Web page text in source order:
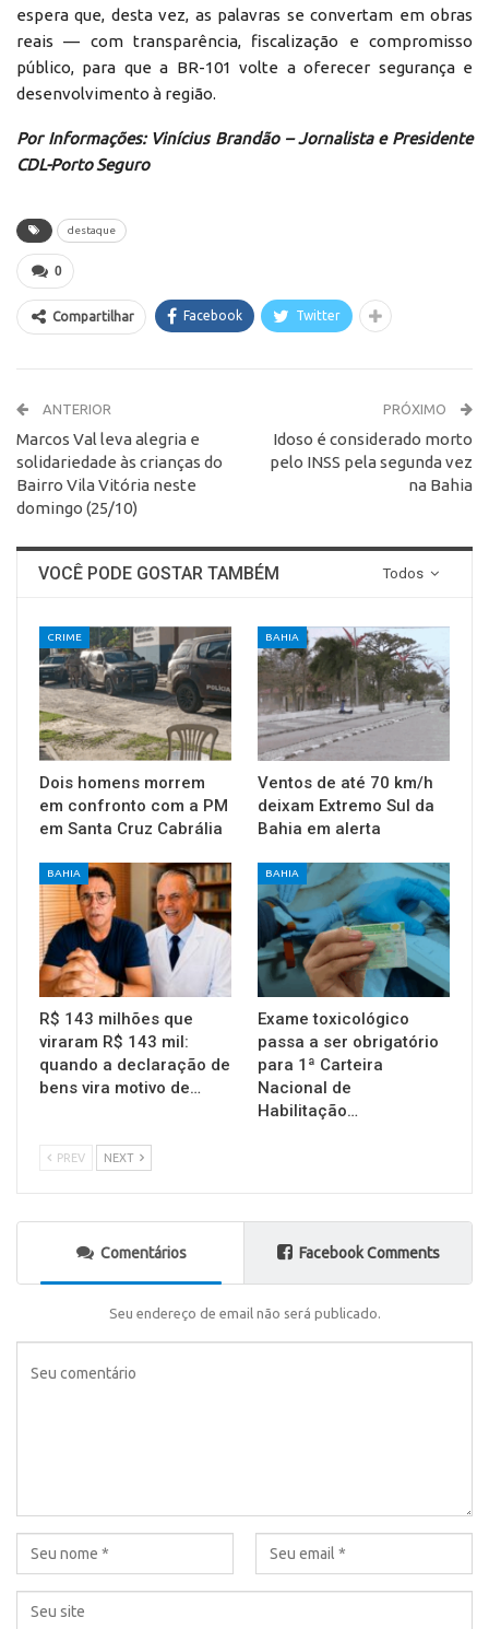
espera que, desta vez, as palavras se convertam em obras
reais — com transparência, fiscalização e compromisso
público, para que a BR-101 volte a oferecer segurança e
desenvolvimento à região.
Por Informações: Vinícius Brandão – Jornalista e Presidente
CDL-Porto Seguro
destaque
0
Compartilhar Facebook Twitter
ANTERIOR
Marcos Val leva alegria e
solidariedade às crianças do
Bairro Vila Vitória neste
domingo (25/10)
PRÓXIMO
Idoso é considerado morto
pelo INSS pela segunda vez
na Bahia
Todos
VOCÊ PODE GOSTAR TAMBÉM
CRIME
Dois homens morrem
em confronto com a PM
em Santa Cruz Cabrália
BAHIA
Ventos de até 70 km/h
deixam Extremo Sul da
Bahia em alerta
BAHIA
R$ 143 milhões que
viraram R$ 143 mil:
quando a declaração de
bens vira motivo de…
BAHIA
Exame toxicológico
passa a ser obrigatório
para 1ª Carteira
Nacional de
Habilitação…
PREV NEXT
Comentários Facebook Comments
Seu endereço de email não será publicado.